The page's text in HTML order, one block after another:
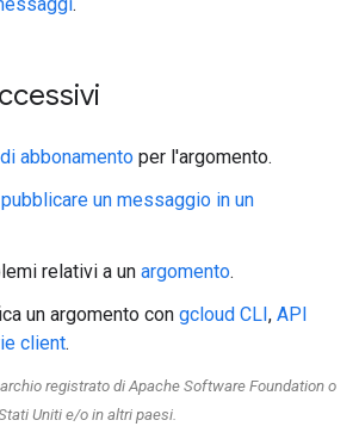
abbonamento per l'argomento.
pubblicare un messaggio in un
relativi a un argomento.
un argomento con gcloud CLI, API
client.
registrato di Apache Software Foundation o
Uniti e/o in altri paesi.